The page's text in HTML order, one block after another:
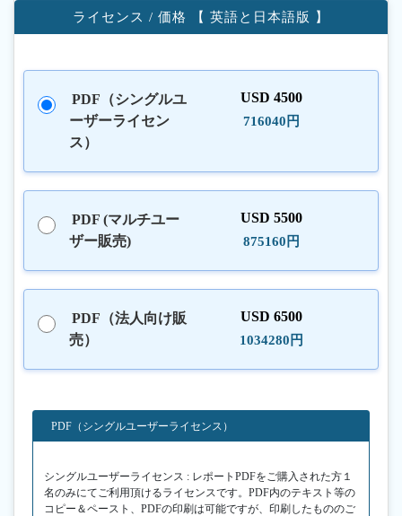
ライセンス / 価格 【 英語と日本語版 】
PDF（シングルユ
ーザーライセン
ス）
USD 4500
716040円
PDF (マルチユー
ザー販売)
USD 5500
875160円
PDF（法人向け販
売）
USD 6500
1034280円
PDF（シングルユーザーライセンス）
シングルユーザーライセンス : レポートPDFをご購入された方１
名のみにてご利用頂けるライセンスです。PDF内のテキスト等の
コピー＆ペースト、PDFの印刷は可能ですが、印刷したもののご